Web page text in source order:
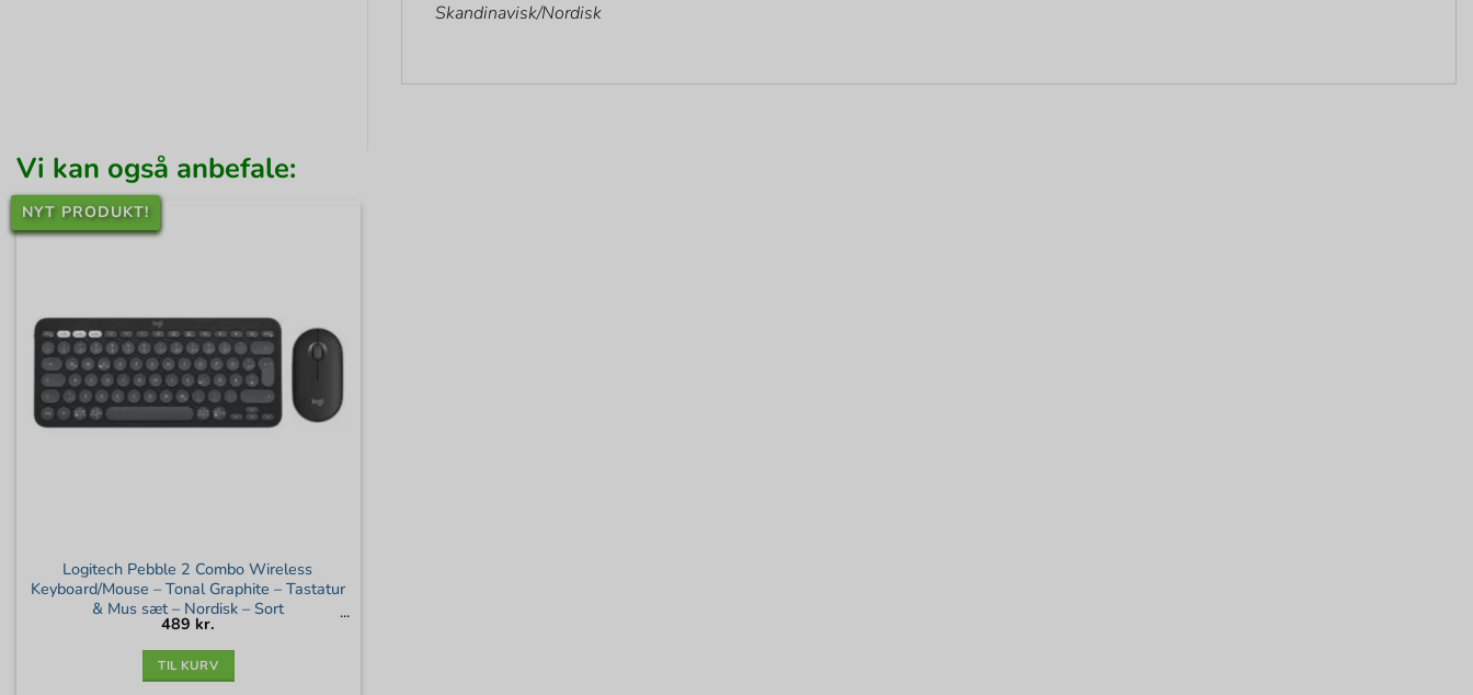
Skandinavisk/Nordisk
Vi kan også anbefale:
NYT PRODUKT!
Logitech Pebble 2 Combo Wireless
Keyboard/Mouse – Tonal Graphite – Tastatur
& Mus sæt – Nordisk – Sort
489 kr.
TIL KURV